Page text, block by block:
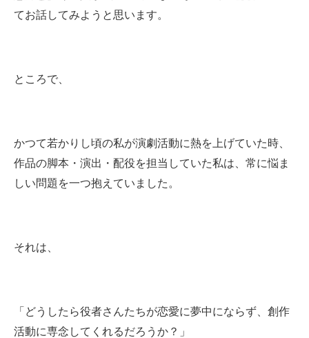
てお話してみようと思います。
ところで、
かつて若かりし頃の私が演劇活動に熱を上げていた時、
作品の脚本・演出・配役を担当していた私は、常に悩ま
しい問題を一つ抱えていました。
それは、
「どうしたら役者さんたちが恋愛に夢中にならず、創作
活動に専念してくれるだろうか？」